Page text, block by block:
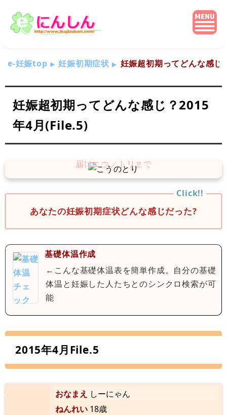
e-妊娠top 妊娠初期症状 妊娠超初期ってどんな感
妊娠超初期ってどんな感じ？2015
年4月(File.5)
あなたの妊娠初期症状どんな感じだった?
基礎体温作成
←こんな基礎体温表を簡単作成。自分の基礎
体温と妊娠した人たちとのシンクロ検索が可
能
2015年4月File.5
おなまえ しーにゃん
ねんれい 18歳